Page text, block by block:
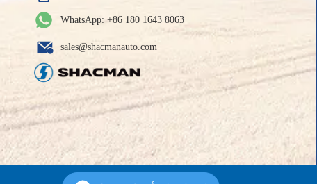
WhatsApp: +86 180 1643 8063
sales@shacmanauto.com